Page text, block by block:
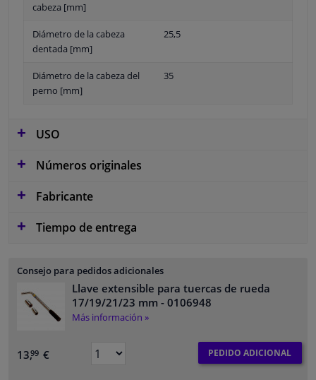
cabeza [mm]
Diámetro de la cabeza
dentada [mm]
25,5
Diámetro de la cabeza del
perno [mm]
35
USO
Números originales
Fabricante
Tiempo de entrega
Consejo para pedidos adicionales
Llave extensible para tuercas de rueda
17/19/21/23 mm - 0106948
Más información »
13,99 € PEDIDO ADICIONAL